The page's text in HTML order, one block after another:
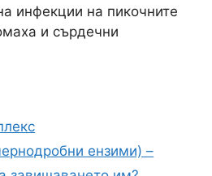
инфекции на пикочните
и сърдечни
ензими) –